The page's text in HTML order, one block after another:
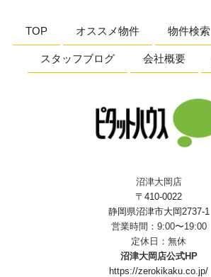
TOP オススメ物件 物件検索
スタッフブログ 会社概要
沼津大岡店
〒410-0022
静岡県沼津市大岡2737-1
営業時間：9:00〜19:00
定休日：無休
沼津大岡店公式HP
https://zerokikaku.co.jp/